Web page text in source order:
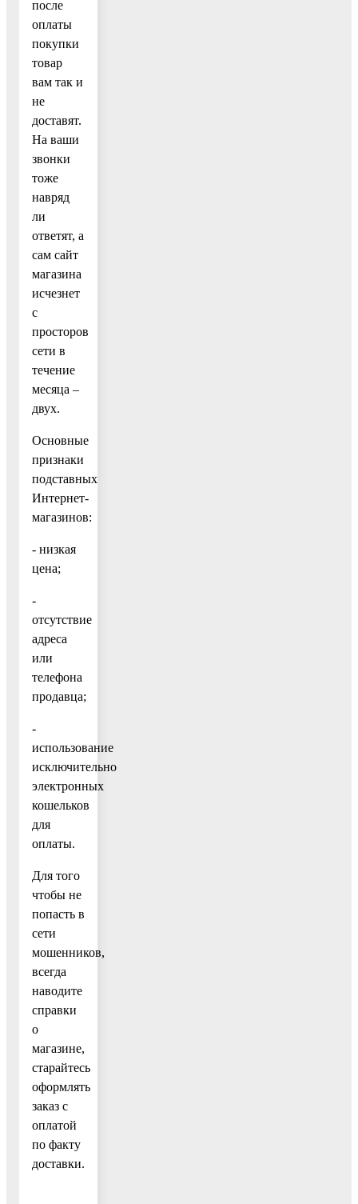
после
оплаты
покупки
товар
вам так и
не
доставят.
На ваши
звонки
тоже
навряд
ли
ответят, а
сам сайт
магазина
исчезнет
с
просторов
сети в
течение
месяца –
двух.
Основные
признаки
подставных
Интернет-
магазинов:
- низкая
цена;
-
отсутствие
адреса
или
телефона
продавца;
-
использование
исключительно
электронных
кошельков
для
оплаты.
Для того
чтобы не
попасть в
сети
мошенников,
всегда
наводите
справки
о
магазине,
старайтесь
оформлять
заказ с
оплатой
по факту
доставки.